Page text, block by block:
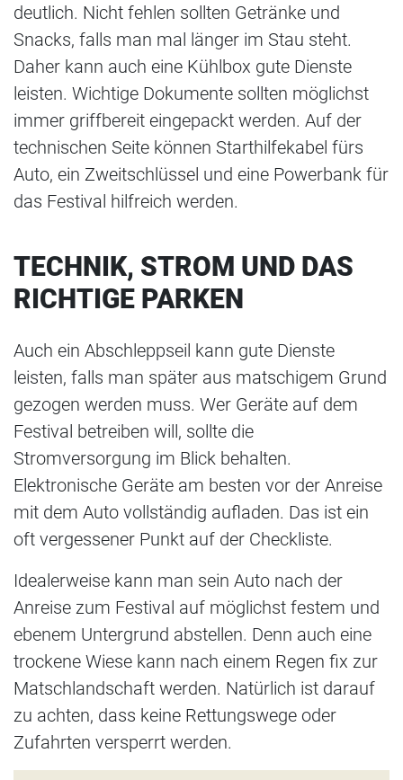
deutlich. Nicht fehlen sollten Getränke und
Snacks, falls man mal länger im Stau steht.
Daher kann auch eine Kühlbox gute Dienste
leisten. Wichtige Dokumente sollten möglichst
immer griffbereit eingepackt werden. Auf der
technischen Seite können Starthilfekabel fürs
Auto, ein Zweitschlüssel und eine Powerbank für
das Festival hilfreich werden.
TECHNIK, STROM UND DAS
RICHTIGE PARKEN
Auch ein Abschleppseil kann gute Dienste
leisten, falls man später aus matschigem Grund
gezogen werden muss. Wer Geräte auf dem
Festival betreiben will, sollte die
Stromversorgung im Blick behalten.
Elektronische Geräte am besten vor der Anreise
mit dem Auto vollständig aufladen. Das ist ein
oft vergessener Punkt auf der Checkliste.
Idealerweise kann man sein Auto nach der
Anreise zum Festival auf möglichst festem und
ebenem Untergrund abstellen. Denn auch eine
trockene Wiese kann nach einem Regen fix zur
Matschlandschaft werden. Natürlich ist darauf
zu achten, dass keine Rettungswege oder
Zufahrten versperrt werden.